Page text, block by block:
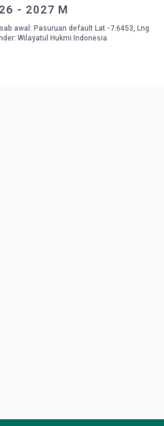
- 2027 M
awal: Pasuruan default Lat -7.6453, Lng
Wilayatul Hukmi Indonesia